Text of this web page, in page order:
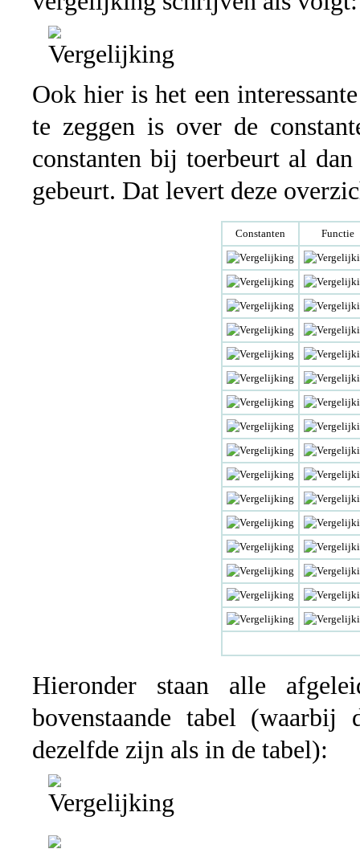
Ook hier is het een
te zeggen is over de
constanten bij toerbeurt al
gebeurt. Dat levert deze
Constanten Functie
Hieronder staan alle
bovenstaande tabel
dezelfde zijn als in de tabel):